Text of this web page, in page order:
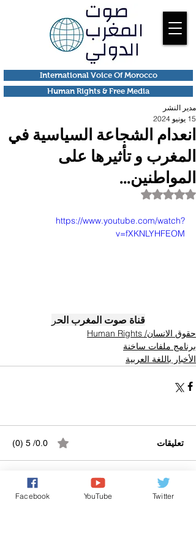
Human Rights & Free Media
International Voice Of Morocco
انعدام الشجاعة السياسية في
المغرب و تأثيرها على
المواطنين...
مدير النشر
15 يونيو 2024
تم التقييم بـ ليس رقمًا من أصل 5 نجوم.
https://www.youtube.com/watch?
v=fXKNLYHFEOM
قناة صوت المغرب الحر
حقوق الانسان/ Human Rights
برنامج ملفات ساخنة
الأخبار باللغة العربية
تعليقات 0.0/ 5 (0)
التعليق والتقييم...
Facebook YouTube Twitter